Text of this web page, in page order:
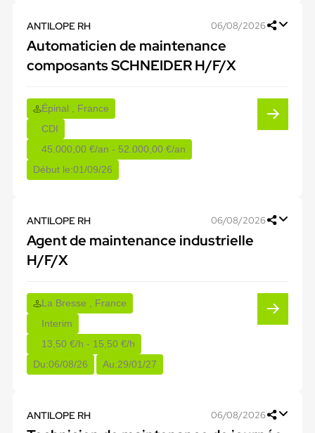
ANTILOPE RH 06/08/2026
Automaticien de maintenance
composants SCHNEIDER H/F/X
Épinal , France
CDI
45.000,00 €/an - 52.000,00 €/an
Début le:01/09/26
ANTILOPE RH 06/08/2026
Agent de maintenance industrielle
H/F/X
La Bresse , France
Interim
13,50 €/h - 15,50 €/h
Du:06/08/26 Au:29/01/27
ANTILOPE RH 06/08/2026